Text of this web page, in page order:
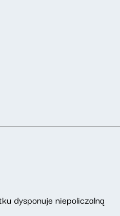
dysponuje niepoliczalną